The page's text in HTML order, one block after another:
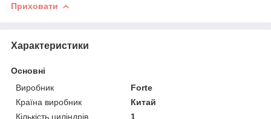
Приховати
Характеристики
Основні
Виробник
Forte
Країна виробник
Китай
Кількість циліндрів
1